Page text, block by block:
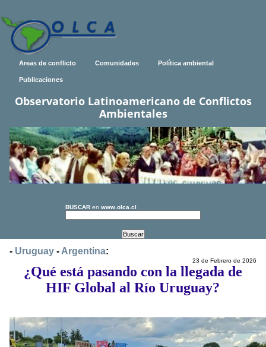
Areas de conflicto Comunidades Política ambiental
Publicaciones
Observatorio Latinoamericano de Conflictos
Ambientales
BUSCAR en www.olca.cl
- Uruguay - Argentina:
23 de Febrero de 2026
¿Qué está pasando con la llegada de
HIF Global al Río Uruguay?